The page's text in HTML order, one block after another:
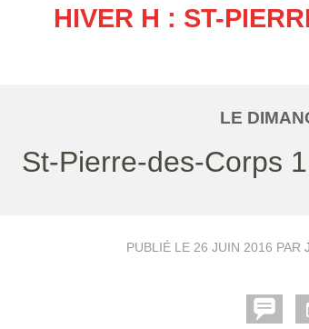
HIVER H : ST-
LE
St-Pierre-des-Corps 1
PUBLIÉ LE 26 JUIN 2016 PAR